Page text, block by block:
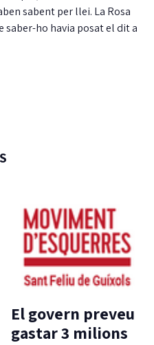
sabent per llei. La Rosa
saber-ho havia posat el dit a
El govern preveu
gastar 3 milions